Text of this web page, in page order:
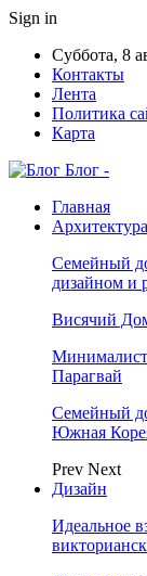
Sign in
Суббота, 8
Контакты
Лента
Политика
Карта
Блог -
Главная
Архитектура
Семейный
дизайном и
Висячий
Парагвай
Семейный
Южная
Prev Next
Дизайн
Идеальное